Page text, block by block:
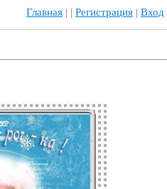
Главная | | Регистрация | Вход